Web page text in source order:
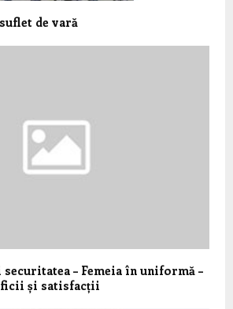
de vară
securitatea – Femeia în uniformă –
și satisfacții